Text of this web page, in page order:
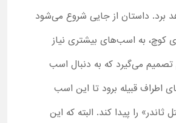
برد. داستان از جایی شروع می‌شود
کوچ، به اسب‌های بیشتری نیاز
تصمیم می‌گیرد که به دنبال اسب
اطراف قبیله برود تا این اسب
را پیدا کند. البته که این